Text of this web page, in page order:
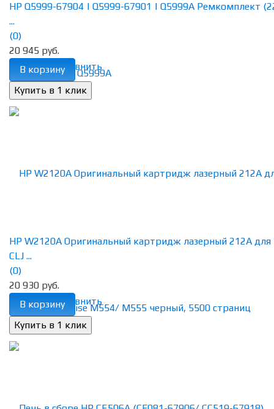
избранное сравнить
HP Q5999-67904 | Q5999-67901 | Q5999A Ремкомплект
...
(0)
20 945 руб.
В корзину
избранное сравнить
HP W2120A Оригинальный картридж лазерный 212A для
CLJ ...
(0)
20 930 руб.
В корзину